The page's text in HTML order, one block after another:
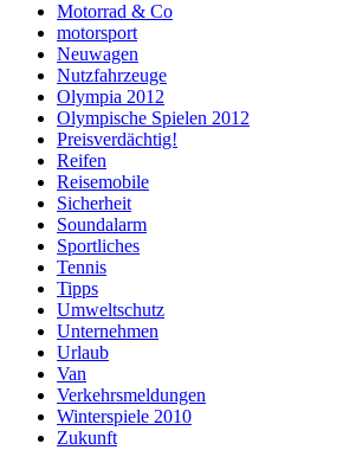
Motorrad & Co
motorsport
Neuwagen
Nutzfahrzeuge
Olympia 2012
Olympische Spielen 2012
Preisverdächtig!
Reifen
Reisemobile
Sicherheit
Soundalarm
Sportliches
Tennis
Tipps
Umweltschutz
Unternehmen
Urlaub
Van
Verkehrsmeldungen
Winterspiele 2010
Zukunft